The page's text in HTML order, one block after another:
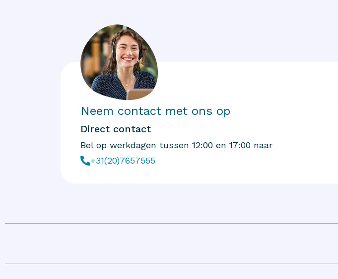
Neem contact met ons op
Direct contact
Bel op werkdagen tussen 12:00 en 17:00 naar
+31(20)7657555